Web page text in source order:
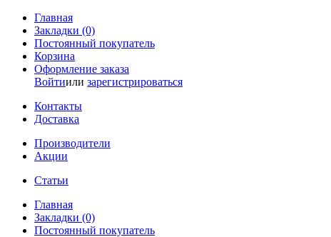
Главная
Закладки (0)
Постоянный покупатель
Корзина
Оформление заказа
Войтиили зарегистрироваться
Контакты
Доставка
Производители
Акции
Статьи
Главная
Закладки (0)
Постоянный покупатель